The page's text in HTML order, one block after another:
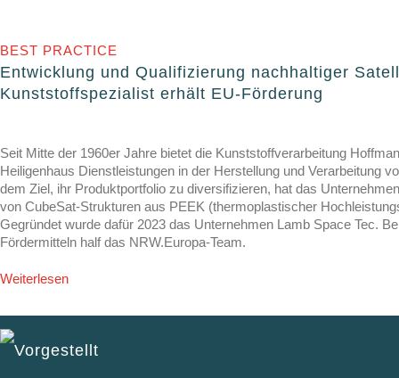
BEST PRACTICE
Entwicklung und Qualifizierung nachhaltiger
Kunststoffspezialist erhält EU-Förderung
Seit Mitte der 1960er Jahre bietet die Kunststoffverarbeitung
Heiligenhaus Dienstleistungen in der Herstellung und Verarbeitung
dem Ziel, ihr Produktportfolio zu diversifizieren, hat das
von CubeSat-Strukturen aus PEEK (thermoplastischer
Gegründet wurde dafür 2023 das Unternehmen Lamb Space Tec.
Fördermitteln half das NRW.Europa-Team.
Weiterlesen
Vorgestellt